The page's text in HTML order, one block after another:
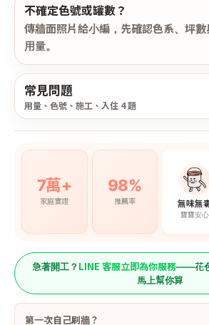
不確定色號或罐數？
傳牆面照片給小編，先確認色系、坪數
用量。
常見問題
用量、色號、施工、入住 4 題
7萬+
家庭實證
98%
推薦率 無味無
寶寶安心
急著開工？ LINE 客服立即為你服務——花色
馬上幫你算
第一次自己刷牆？